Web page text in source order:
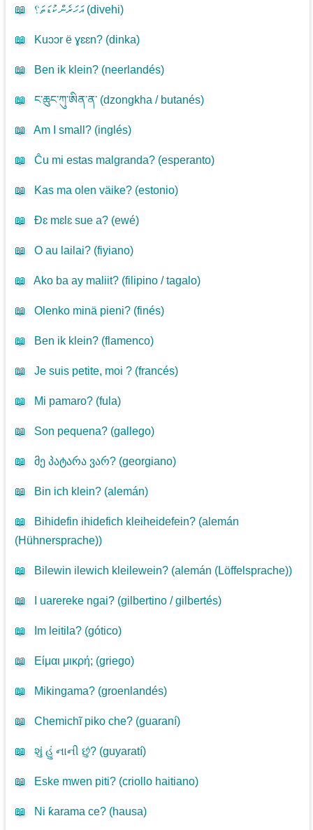
📖 އަހަރެން ކުޑަތަ؟ (divehi)
📖 Kuɔɔr ë ɣɛɛn? (dinka)
📖 Ben ik klein? (neerlandés)
📖 ང་ཆུང་ཀུ་ཨིན་ན་ (dzongkha / butanés)
📖 Am I small? (inglés)
📖 Ĉu mi estas malgranda? (esperanto)
📖 Kas ma olen väike? (estonio)
📖 Ðɛ mɛlɛ sue a? (ewé)
📖 O au lailai? (fiyiano)
📖 Ako ba ay maliit? (filipino / tagalo)
📖 Olenko minä pieni? (finés)
📖 Ben ik klein? (flamenco)
📖 Je suis petite, moi ? (francés)
📖 Mi pamaro? (fula)
📖 Son pequena? (gallego)
📖 მე პატარა ვარ? (georgiano)
📖 Bin ich klein? (alemán)
📖 Bihidefin ihidefich kleiheidefein? (alemán
(Hühnersprache))
📖 Bilewin ilewich kleilewein? (alemán (Löffelsprache))
📖 I uarereke ngai? (gilbertino / gilbertés)
📖 Im leitila? (gótico)
📖 Είμαι μικρή; (griego)
📖 Mikingama? (groenlandés)
📖 Chemichĩ piko che? (guaraní)
📖 શું હું નાની છું? (guyaratí)
📖 Eske mwen piti? (criollo haitiano)
📖 Ni ƙarama ce? (hausa)